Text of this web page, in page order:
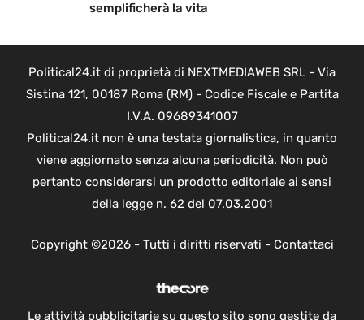
semplificherà la vita
Political24.it di proprietà di NEXTMEDIAWEB SRL - Via
Sistina 121, 00187 Roma (RM) - Codice Fiscale e Partita
I.V.A. 09689341007
Political24.it non è una testata giornalistica, in quanto
viene aggiornato senza alcuna periodicità. Non può
pertanto considerarsi un prodotto editoriale ai sensi
della legge n. 62 del 07.03.2001
Copyright ©2026 - Tutti i diritti riservati - Contattaci
Le attività pubblicitarie su questo sito sono gestite da